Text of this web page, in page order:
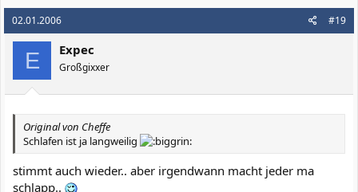
02.01.2006 #19
E Expec
Großgixxer
Original von Cheffe
Schlafen ist ja langweilig
stimmt auch wieder.. aber irgendwann macht jeder ma
schlapp..